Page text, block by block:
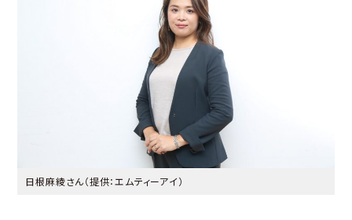
日根麻綾さん（提供：エムティーアイ）